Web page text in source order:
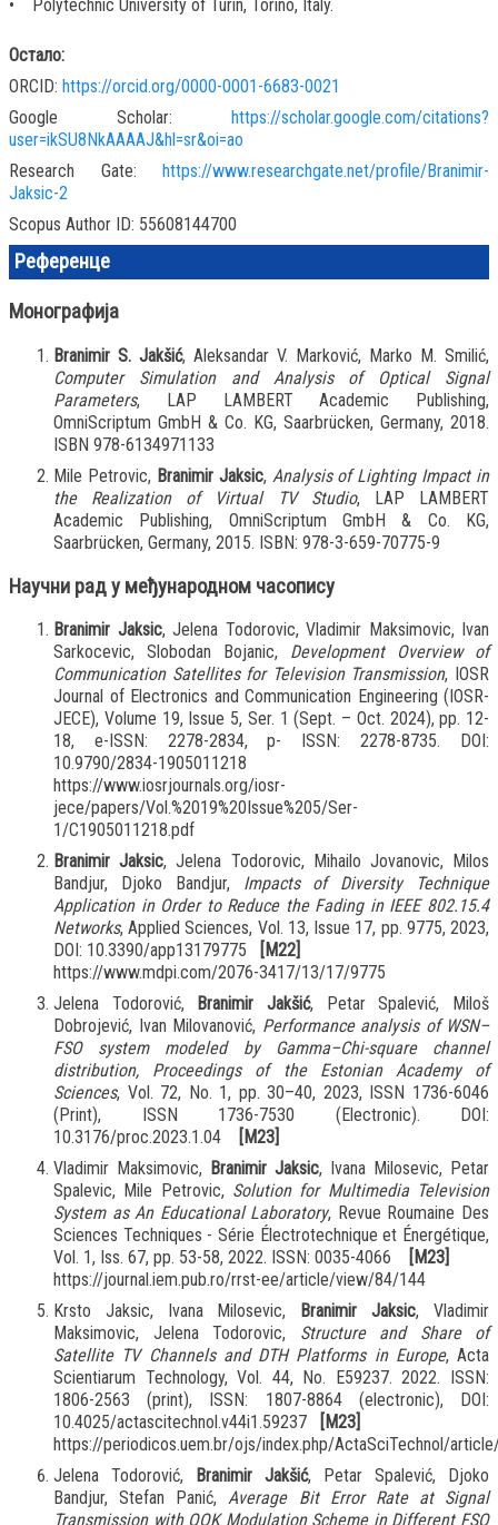
• Polytechnic University of Turin, Torino, Italy.
Остало:
ORCID: https://orcid.org/0000-0001-6683-0021
Google Scholar:
https://scholar.google.com/citations?
user=ikSU8NkAAAAJ&hl=sr&oi=ao
Research Gate:
https://www.researchgate.net/profile/Branimir-
Jaksic-2
Scopus Author ID: 55608144700
Референце
Монографија
Branimir S. Jakšić, Aleksandar V. Marković, Marko M. Smilić,
Computer Simulation and Analysis of Optical Signal
Parameters, LAP LAMBERT Academic Publishing,
OmniScriptum GmbH & Co. KG, Saarbrücken, Germany, 2018.
ISBN 978-6134971133
Mile Petrovic, Branimir Jaksic, Analysis of Lighting Impact in
the Realization of Virtual TV Studio, LAP LAMBERT
Academic Publishing, OmniScriptum GmbH & Co. KG,
Saarbrücken, Germany, 2015. ISBN: 978-3-659-70775-9
Научни рад у међународном часопису
Branimir Jaksic, Jelena Todorovic, Vladimir Maksimovic, Ivan
Sarkocevic, Slobodan Bojanic, Development Overview of
Communication Satellites for Television Transmission, IOSR
Journal of Electronics and Communication Engineering (IOSR-
JECE), Volume 19, Issue 5, Ser. 1 (Sept. – Oct. 2024), pp. 12-
18, e-ISSN: 2278-2834, p- ISSN: 2278-8735. DOI:
10.9790/2834-1905011218
https://www.iosrjournals.org/iosr-
jece/papers/Vol.%2019%20Issue%205/Ser-
1/C1905011218.pdf
Branimir Jaksic, Jelena Todorovic, Mihailo Jovanovic, Milos
Bandjur, Djoko Bandjur, Impacts of Diversity Technique
Application in Order to Reduce the Fading in IEEE 802.15.4
Networks, Applied Sciences, Vol. 13, Issue 17, pp. 9775, 2023,
DOI: 10.3390/app13179775
[M22]
https://www.mdpi.com/2076-3417/13/17/9775
Jelena Todorović,
Branimir Jakšić, Petar Spalević, Miloš
Dobrojević, Ivan Milovanović, Performance analysis of WSN–
FSO system modeled by Gamma–Chi-square channel
distribution, Proceedings of the Estonian Academy of
Sciences, Vol. 72, No. 1, pp. 30–40, 2023, ISSN 1736-6046
(Print), ISSN 1736-7530 (Electronic). DOI:
10.3176/proc.2023.1.04
[M23]
Vladimir Maksimovic, Branimir Jaksic, Ivana Milosevic, Petar
Spalevic, Mile Petrovic, Solution for Multimedia Television
System as An Educational Laboratory, Revue Roumaine Des
Sciences Techniques - Série Électrotechnique et Énergétique,
Vol. 1, Iss. 67, pp. 53-58, 2022. ISSN: 0035-4066
[M23]
https://journal.iem.pub.ro/rrst-ee/article/view/84/144
Krsto Jaksic, Ivana Milosevic,
Branimir Jaksic, Vladimir
Maksimovic, Jelena Todorovic, Structure and Share of
Satellite TV Channels and DTH Platforms in Europe, Acta
Scientiarum Technology, Vol. 44, No. E59237. 2022. ISSN:
1806-2563 (print), ISSN: 1807-8864 (electronic), DOI:
10.4025/actascitechnol.v44i1.59237
[M23]
https://periodicos.uem.br/ojs/index.php/ActaSciTechnol/
Jelena Todorović,
Branimir Jakšić, Petar Spalević, Djoko
Bandjur, Stefan Panić,Average Bit Error Rate at Signal
Transmission with OOK Modulation Scheme in Different FSO